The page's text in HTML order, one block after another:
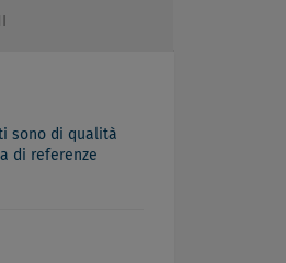
sono di qualità
di referenze